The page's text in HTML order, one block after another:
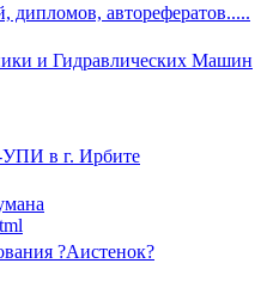
дипломов, авторефератов.....
и Гидравлических Машин
в г. Ирбите
?Аистенок?